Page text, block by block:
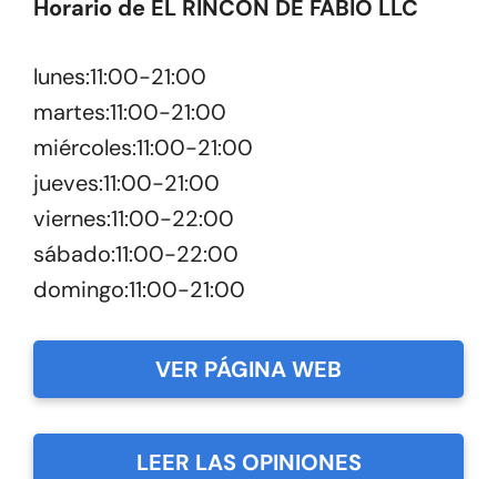
Horario de EL RINCON DE FABIO LLC
lunes:11:00-21:00
martes:11:00-21:00
miércoles:11:00-21:00
jueves:11:00-21:00
viernes:11:00-22:00
sábado:11:00-22:00
domingo:11:00-21:00
VER PÁGINA WEB
LEER LAS OPINIONES